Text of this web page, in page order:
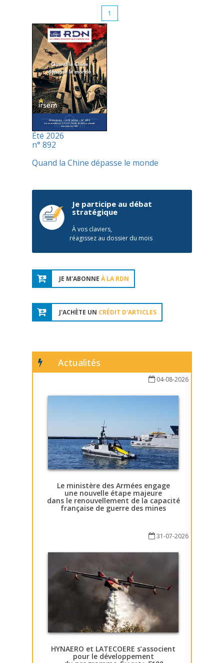
1
Été 2026
n° 892
Quand la Chine dépasse le monde
Je participe au débat
stratégique
À vos claviers,
réagissez au dossier du mois
JE M'ABONNE À LA RDN
J'ACHÈTE UN CRÉDIT D'ARTICLES
Actualités
04-08-2026
Le ministère des Armées engage
une nouvelle étape majeure
dans le renouvellement de la capacité
française de guerre des mines
31-07-2026
HYNAERO et LATECOERE s’associent
pour le développement